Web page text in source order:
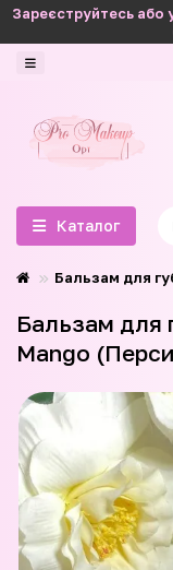
Зареєструйтесь або
Каталог
Бальзам для
Бальзам для
Mango